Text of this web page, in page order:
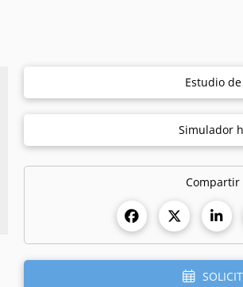
Estudio
Simulador
Compartir